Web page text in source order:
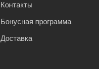
Контакты
Бонусная программа
Доставка